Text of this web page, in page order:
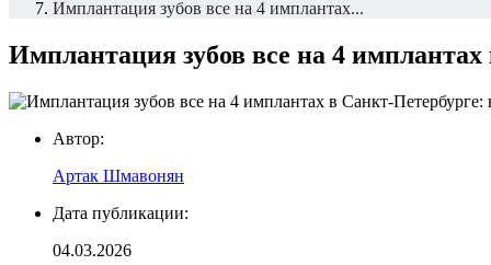
Имплантация зубов все на 4 имплантах...
Имплантация зубов все на 4
Автор:
Артак Шмавонян
Дата публикации:
04.03.2026